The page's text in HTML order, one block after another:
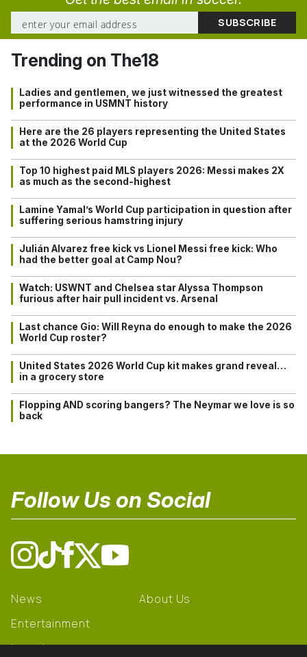
Trending on The18
Ladies and gentlemen, we just witnessed the greatest
performance in USMNT history
Here are the 26 players representing the United States
at the 2026 World Cup
Top 10 highest paid MLS players 2026: Messi makes 2X
as much as the second-highest
Lamine Yamal’s World Cup participation in question after
suffering serious hamstring injury
Julián Alvarez free kick vs Lionel Messi free kick: Who
had the better goal at Camp Nou?
Watch: USWNT and Chelsea star Alyssa Thompson
furious after hair pull incident vs. Arsenal
Last chance Gio: Will Reyna do enough to make the 2026
World Cup roster?
United States 2026 World Cup kit makes grand reveal…
in a grocery store
Flopping AND scoring bangers? The Neymar we love is so
back
Follow Us on Social
News
Entertainment
Learning
About Us